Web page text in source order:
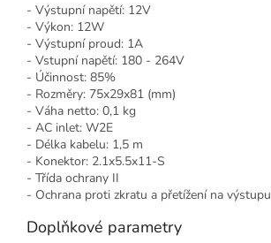
- Výstupní napětí: 12V
- Výkon: 12W
- Výstupní proud: 1A
- Vstupní napětí: 180 - 264V
- Účinnost: 85%
- Rozměry: 75x29x81 (mm)
- Váha netto: 0,1 kg
- AC inlet: W2E
- Délka kabelu: 1,5 m
- Konektor: 2.1x5.5x11-S
- Třída ochrany II
- Ochrana proti zkratu a přetížení na výstupu
Doplňkové parametry